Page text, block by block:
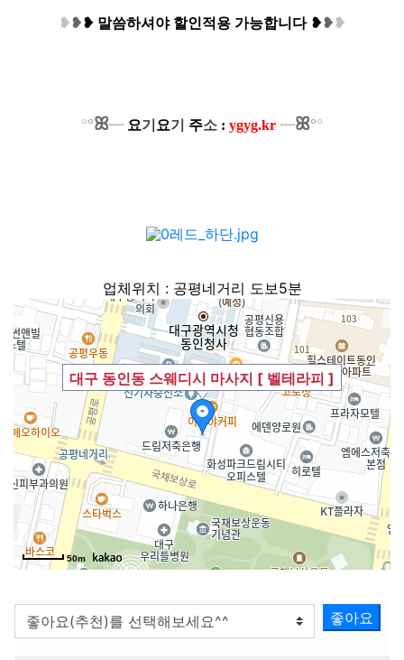
❥❥❥ 말씀하셔야 할인적용 가능합니다 ❥❥❥
°°ꕤ┈ 요기 요기 주소 : ygyg.kr ┈ꕤ°°
업체위치 : 공평네거리 도보5분
대구 동인동 스웨디시 마사지 [ 벨테라피 ]
50m
좋아요